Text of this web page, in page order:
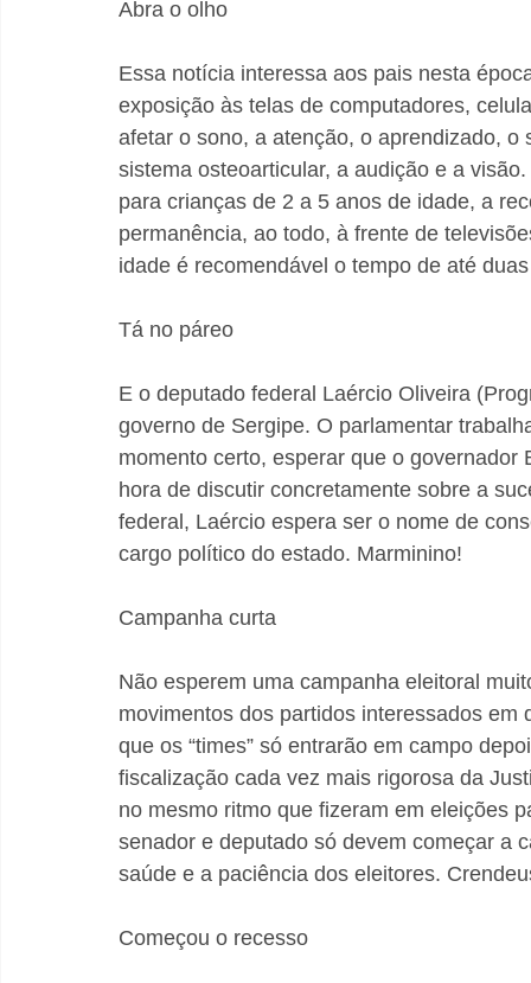
Abra o olho
Essa notícia interessa aos pais nesta
exposição às telas de computadores,
afetar o sono, a atenção, o aprendizado,
sistema osteoarticular, a audição e a
para crianças de 2 a 5 anos de idade, a
permanência, ao todo, à frente de
idade é recomendável o tempo de até
Tá no páreo
E o deputado federal Laércio Oliveira
governo de Sergipe. O parlamentar
momento certo, esperar que o
hora de discutir concretamente sobre a
federal, Laércio espera ser o nome de
cargo político do estado. Marminino!
Campanha curta
Não esperem uma campanha eleitoral
movimentos dos partidos interessados
que os “times” só entrarão em campo
fiscalização cada vez mais rigorosa da
no mesmo ritmo que fizeram em eleições
senador e deputado só devem começar a
saúde e a paciência dos eleitores.
Começou o recesso